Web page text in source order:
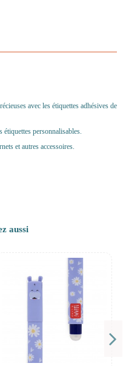
avec les étiquettes adhésives de
personnalisables.
et autres accessoires.
aussi